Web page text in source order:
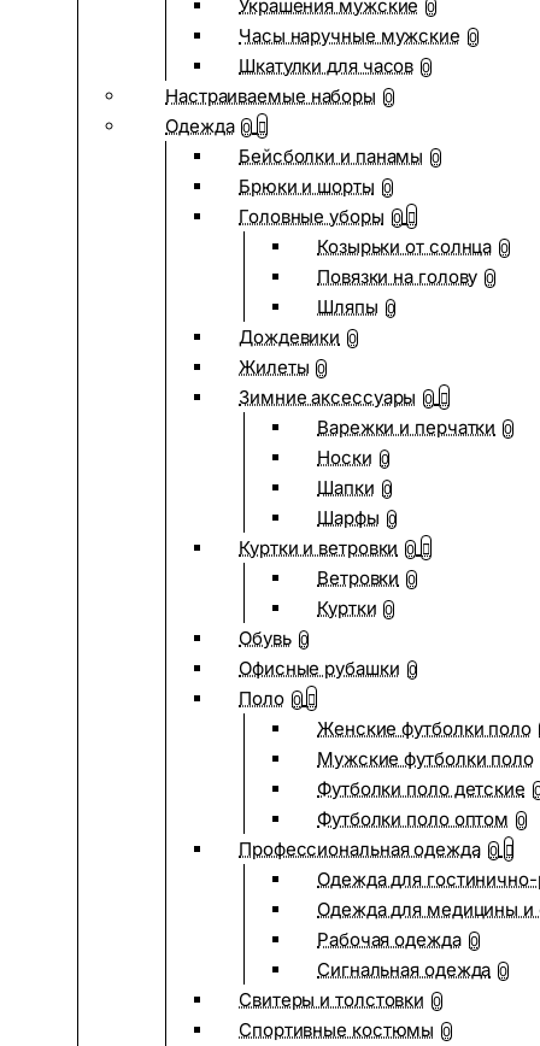
Украшения мужские 0
Часы наручные мужские 0
Шкатулки для часов 0
Настраиваемые наборы 0
Одежда 0
Бейсболки и панамы 0
Брюки и шорты 0
Головные уборы 0
Козырьки от солнца 0
Повязки на голову 0
Шляпы 0
Дождевики 0
Жилеты 0
Зимние аксессуары 0
Варежки и перчатки 0
Носки 0
Шапки 0
Шарфы 0
Куртки и ветровки 0
Ветровки 0
Куртки 0
Обувь 0
Офисные рубашки 0
Поло 0
Женские футболки поло
Мужские футболки поло
Футболки поло детские
Футболки поло оптом 0
Профессиональная одежда 0
Одежда для
Одежда для медицины и
Рабочая одежда 0
Сигнальная одежда 0
Свитеры и толстовки 0
Спортивные костюмы 0